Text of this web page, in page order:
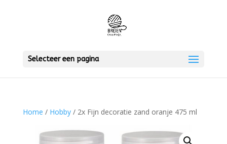
Selecteer een pagina
Home / Hobby/ 2x Fijn decoratie zand oranje 475 ml